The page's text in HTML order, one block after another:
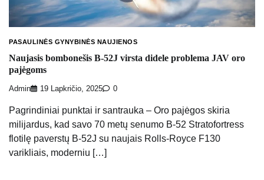
PASAULINĖS GYNYBINĖS NAUJIENOS
Naujasis bombonešis B-52J virsta didele problema JAV oro
pajėgoms
Admin 19 Lapkričio, 2025 0
Pagrindiniai punktai ir santrauka – Oro pajėgos skiria
milijardus, kad savo 70 metų senumo B-52 Stratofortress
flotilę paverstų B-52J su naujais Rolls-Royce F130
varikliais, moderniu […]